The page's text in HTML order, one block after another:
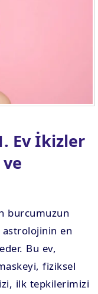
Ev İkizler
burcumuzun
astrolojinin en
Bu ev,
fiziksel
ilk tepkilerimizi